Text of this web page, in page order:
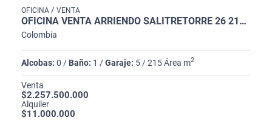
OFICINA / VENTA
OFICINA VENTA ARRIENDO SALITRETORRE 26 215M2 1BAÑO COCINETA 5PARQ
Colombia
Alcobas: 0 / Baño: 1 /Garaje: 5 / 215 Área m2
Venta
$2.257.500.000
Alquiler
$11.000.000